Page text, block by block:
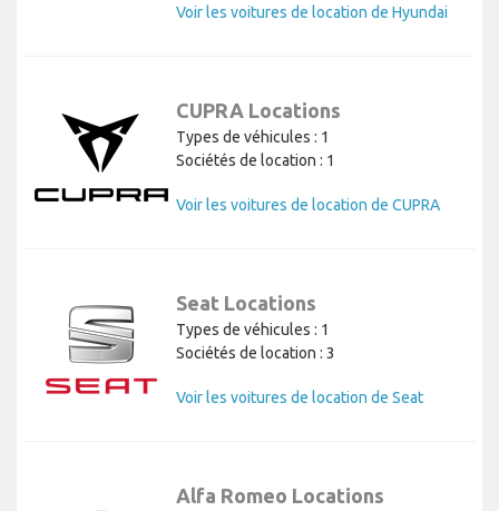
Voir les voitures de location de Hyundai
CUPRA Locations
Types de véhicules : 1
Sociétés de location : 1
Voir les voitures de location de CUPRA
Seat Locations
Types de véhicules : 1
Sociétés de location : 3
Voir les voitures de location de Seat
Alfa Romeo Locations